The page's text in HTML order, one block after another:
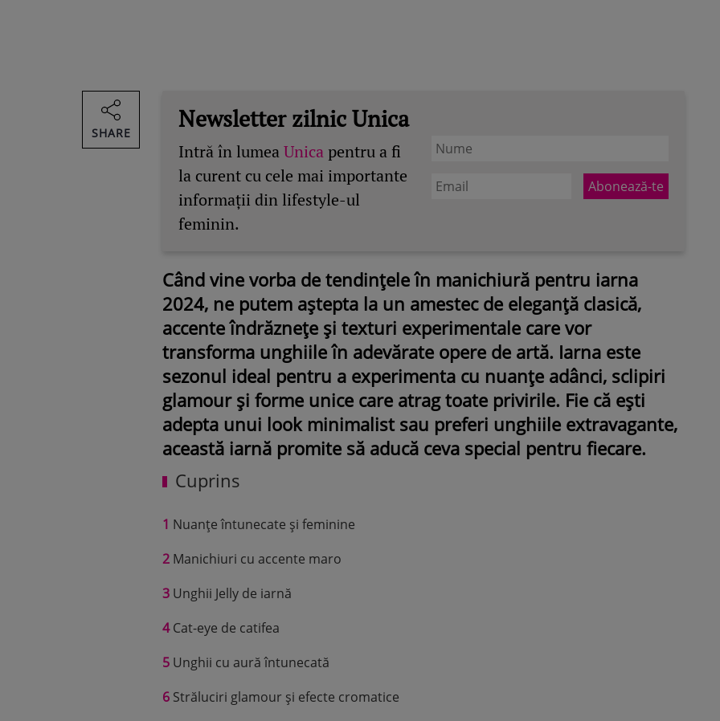
Newsletter zilnic Unica
Intră în lumeaUnica pentru a fi
la curent cu cele mai importante
informații din lifestyle-ul
feminin.
Când vine vorba de tendințele în manichiură pentru iarna
2024, ne putem aștepta la un amestec de eleganță clasică,
accente îndrăznețe și texturi experimentale care vor
transforma unghiile în adevărate opere de artă. Iarna este
sezonul ideal pentru a experimenta cu nuanțe adânci, sclipiri
glamour și forme unice care atrag toate privirile. Fie că ești
adepta unui look minimalist sau preferi unghiile extravagante,
această iarnă promite să aducă ceva special pentru fiecare.
Cuprins
1 Nuanțe întunecate și feminine
2 Manichiuri cu accente maro
3 Unghii Jelly de iarnă
4Cat-eye de catifea
5 Unghii cu aură întunecată
6 Străluciri glamour și efecte cromatice
SHARE
ROMÂNEŞTI VEDETE
Fiica Iuliei Albu și a lui Mihai
strălucit la banchet. Mikaela a
purtat o rochie creată de
mamă și i-a împrumutat